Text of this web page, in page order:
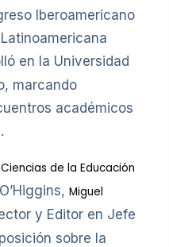
Iberoamericano
en la Universidad
marcando
académicos
de la Educación
Miguel
y Editor en Jefe
sobre la